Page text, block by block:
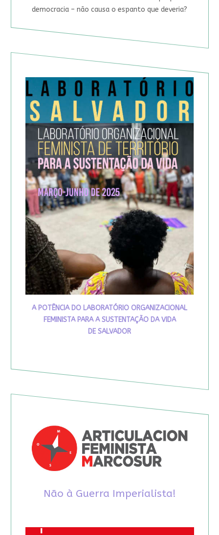
democracia – não causa o espanto que deveria?
A POTÊNCIA DO LABORATÓRIO ORGANIZACIONAL
FEMINISTA PARA A SUSTENTAÇÃO DA VIDA
DE SALVADOR
Não à Guerra Imperialista!